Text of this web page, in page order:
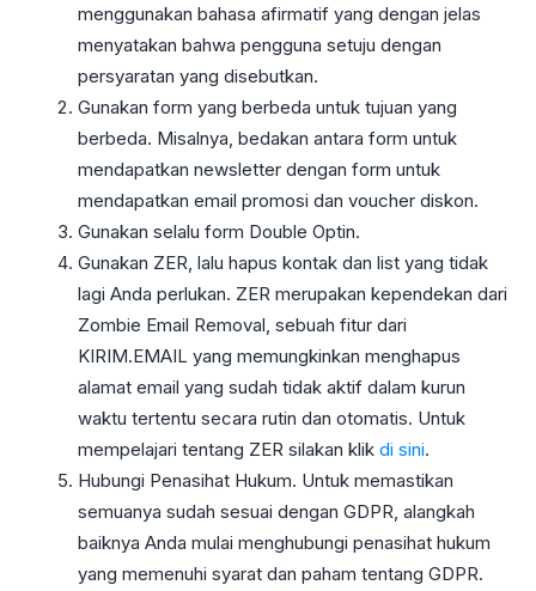
menggunakan bahasa afirmatif yang dengan jelas
menyatakan bahwa pengguna setuju dengan
persyaratan yang disebutkan.
Gunakan form yang berbeda untuk tujuan yang
berbeda. Misalnya, bedakan antara form untuk
mendapatkan newsletter dengan form untuk
mendapatkan email promosi dan voucher diskon.
Gunakan selalu form Double Optin.
Gunakan ZER, lalu hapus kontak dan list yang tidak
lagi Anda perlukan. ZER merupakan kependekan dari
Zombie Email Removal, sebuah fitur dari
KIRIM.EMAIL yang memungkinkan menghapus
alamat email yang sudah tidak aktif dalam kurun
waktu tertentu secara rutin dan otomatis. Untuk
mempelajari tentang ZER silakan klik di sini.
Hubungi Penasihat Hukum. Untuk memastikan
semuanya sudah sesuai dengan GDPR, alangkah
baiknya Anda mulai menghubungi penasihat hukum
yang memenuhi syarat dan paham tentang GDPR.